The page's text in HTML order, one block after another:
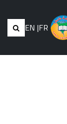
EN |FR